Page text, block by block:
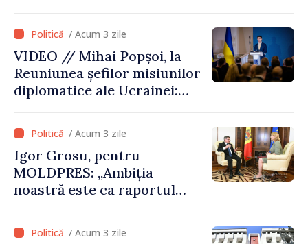
hidrologice din bazinul
râului Nistru și proiecte
comune în infrastructură și
energie
/ Acum 3 zile
VIDEO // Mihai Popșoi, la
Reuniunea șefilor misiunilor
diplomatice ale Ucrainei:
alegerea. Ne-am alăturat
Ucrainei”/ Acum 3 zile
Igor Grosu, pentru
MOLDPRES: „Ambiția
noastră este ca raportul
an să fie și mai bun”
/ Acum 3 zile